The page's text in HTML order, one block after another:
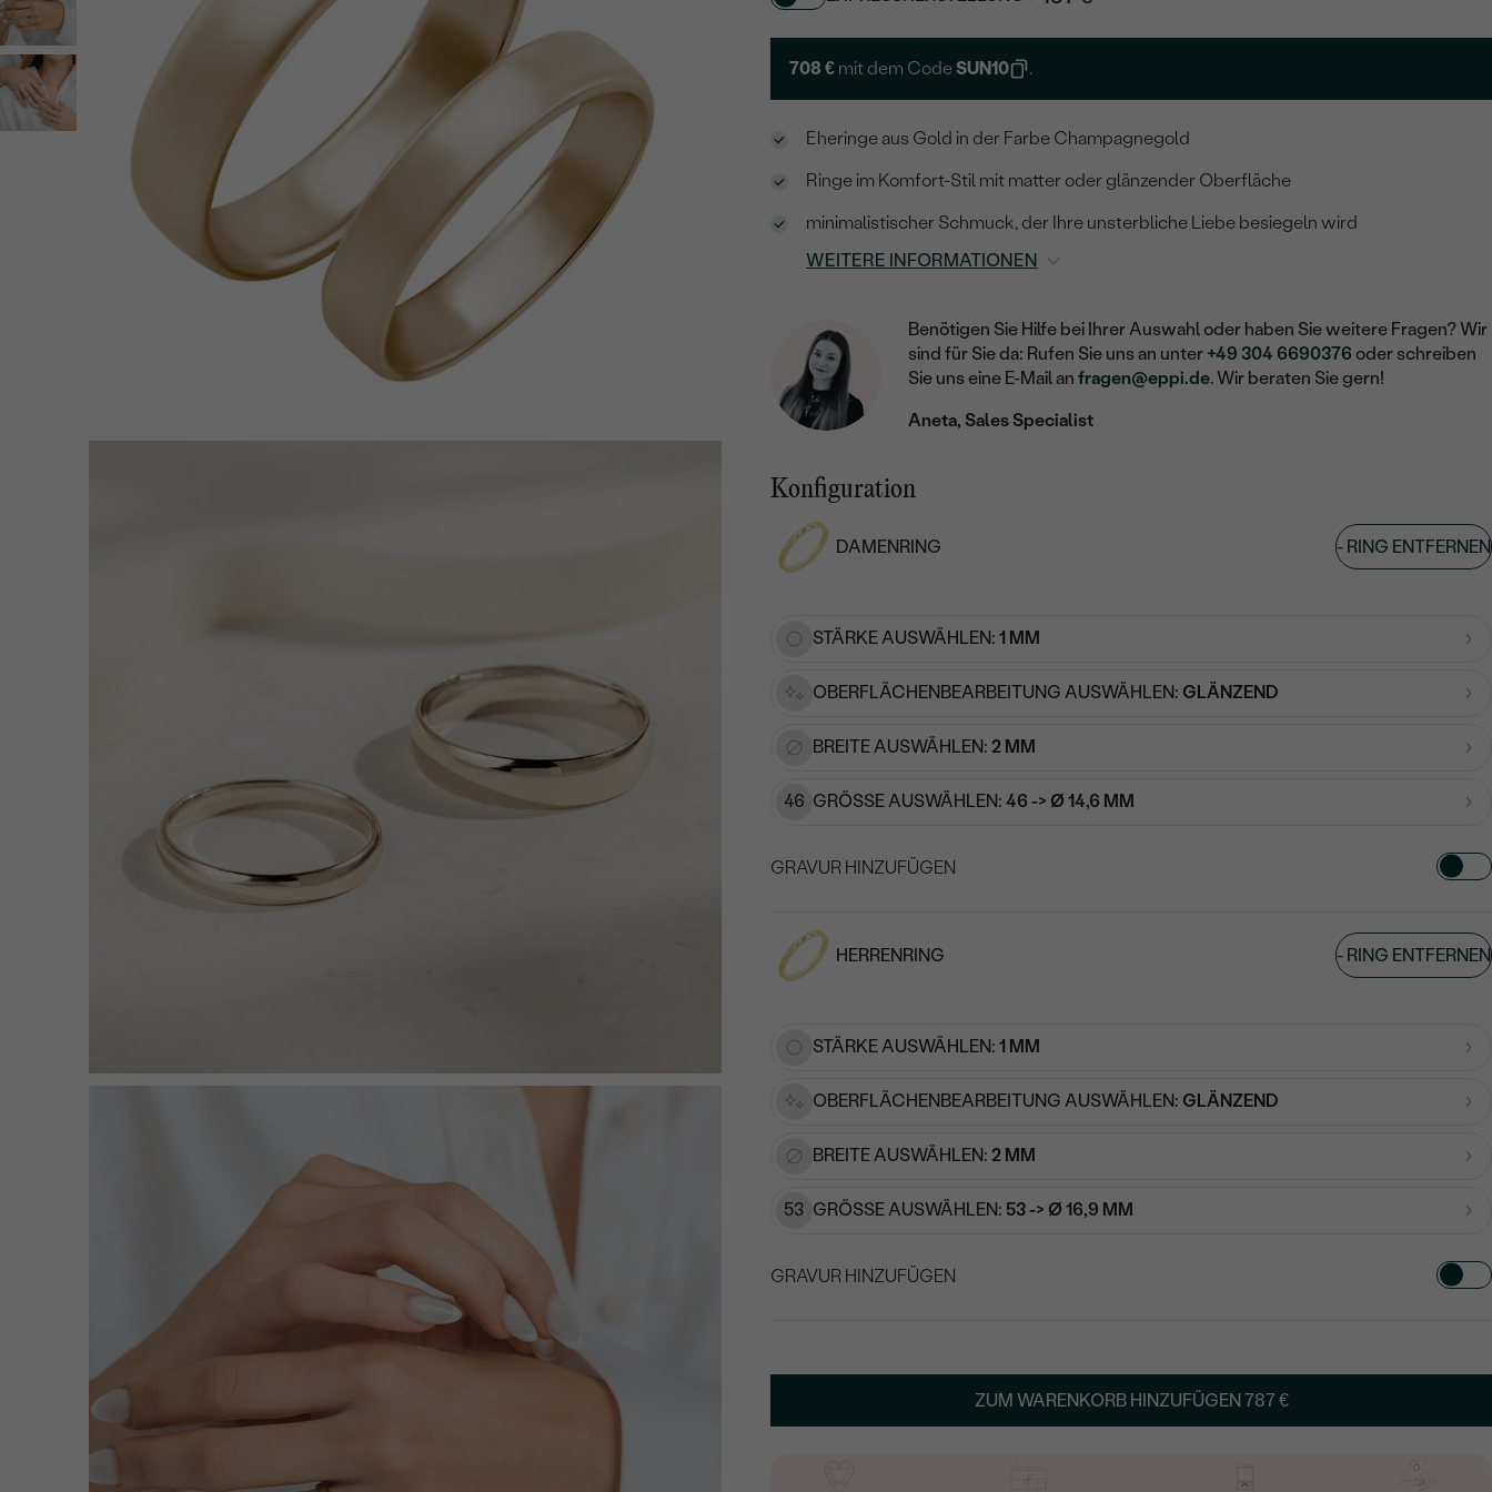
708 € mit dem CodeSUN10 .
Eheringe aus Gold in der Farbe Champagnegold
Ringe im Komfort-Stil mit matter oder glänzender Oberfläche
minimalistischer Schmuck, der Ihre unsterbliche Liebe besiegeln wird
WEITERE INFORMATIONEN
Benötigen Sie Hilfe bei Ihrer Auswahl oder haben Sie weitere Fragen? Wir
sind für Sie da: Rufen Sie uns an unter +49 304 6690376 oder schreiben
Sie uns eine E-Mail anfragen@eppi.de. Wir beraten Sie gern!
Aneta, Sales Specialist
Konfiguration
DAMENRING -RING ENTFERNEN
STÄRKE AUSWÄHLEN: 1 MM
OBERFLÄCHENBEARBEITUNG AUSWÄHLEN: GLÄNZEND
BREITE AUSWÄHLEN: 2 MM
46 GRÖSSE AUSWÄHLEN: 46 -> Ø 14,6 MM
GRAVUR HINZUFÜGEN
Geben Sie Initialen/Text ein
HERRENRING -RING ENTFERNEN
STÄRKE AUSWÄHLEN: 1 MM
OBERFLÄCHENBEARBEITUNG AUSWÄHLEN: GLÄNZEND
BREITE AUSWÄHLEN: 2 MM
53 GRÖSSE AUSWÄHLEN: 53 -> Ø 16,9 MM
GRAVUR HINZUFÜGEN
Geben Sie Initialen/Text ein
ZUM WARENKORB HINZUFÜGEN 787 €